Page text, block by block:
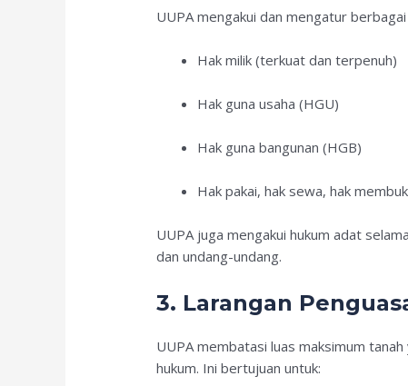
UUPA mengakui dan mengatur
Hak milik (terkuat dan terpenuh)
Hak guna usaha (HGU)
Hak guna bangunan (HGB)
Hak pakai, hak sewa, hak
UUPA juga mengakui hukum adat
dan undang-undang.
3. Larangan
UUPA membatasi luas maksimum
hukum. Ini bertujuan untuk: